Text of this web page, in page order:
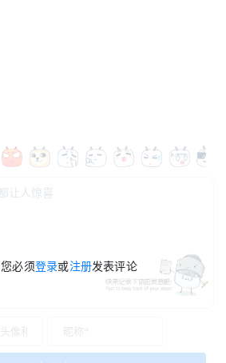
您必须登录或注册发表评论